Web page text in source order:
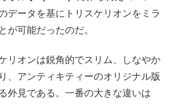
データを基にトリスケリオンをミラ
が可能だったのだ。
リオンは鋭角的でスリム、しなやか
、アンティキティーのオリジナル版
外見である。一番の大きな違いは